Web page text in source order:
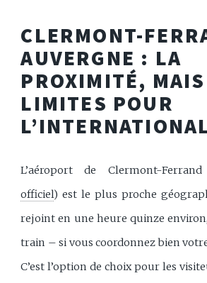
CLERMONT-
AUVERGNE : LA
PROXIMITÉ, MAIS
LIMITES POUR
L’aéroport de Clermont-
officiel) est le plus proche
rejoint en une heure quinze
train – si vous coordonnez bien
C’est l’option de choix pour les